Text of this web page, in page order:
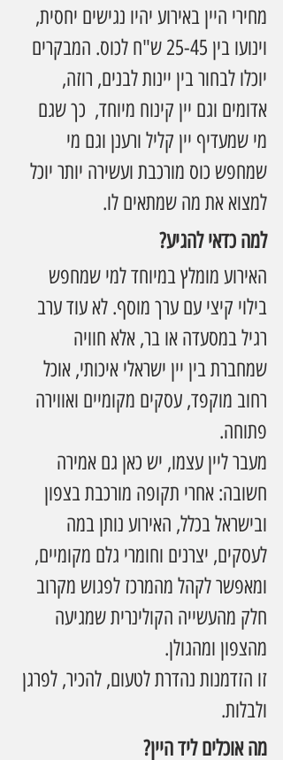
מחירי היין באירוע יהיו נגישים יחסית,
וינועו בין 25-45 ש"ח לכוס. המבקרים
יוכלו לבחור בין יינות לבנים, רוזה,
אדומים וגם יין קינוח מיוחד,  כך שגם
מי שמעדיף יין קליל ורענן וגם מי
שמחפש כוס מורכבת ועשירה יותר יוכל
למצוא את מה שמתאים לו.
למה כדאי להגיע?
האירוע מומלץ במיוחד למי שמחפש
בילוי קיצי עם ערך מוסף. לא עוד ערב
רגיל במסעדה או בר, אלא חוויה
שמחברת בין יין ישראלי איכותי, אוכל
רחוב מוקפד, עסקים מקומיים ואווירה
פתוחה.
מעבר ליין עצמו, יש כאן גם אמירה
חשובה: אחרי תקופה מורכבת בצפון
ובישראל בכלל, האירוע נותן במה
לעסקים, יצרנים וחומרי גלם מקומיים,
ומאפשר לקהל מהמרכז לפגוש מקרוב
חלק מהעשייה הקולינרית שמגיעה
מהצפון ומהגולן.
זו הזדמנות נהדרת לטעום, להכיר, לפרגן
ולבלות.
מה אוכלים ליד היין?